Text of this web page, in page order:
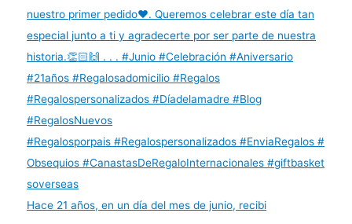
Hace 21 años, en un día del mes de junio, recibi